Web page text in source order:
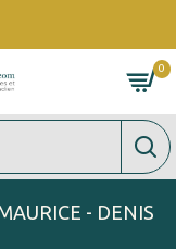
0
- DENIS